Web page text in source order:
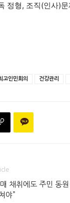
정형, 조직(인사)
고인민회의 건강관리
채취에도 주민 동
야”